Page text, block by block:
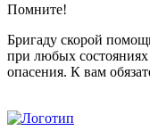
Помните!
Бригаду скорой
при любых
опасения. К вам